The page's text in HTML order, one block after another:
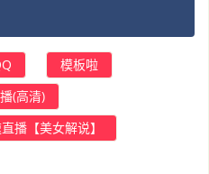
模板啦
(高清)
播【美女解说】